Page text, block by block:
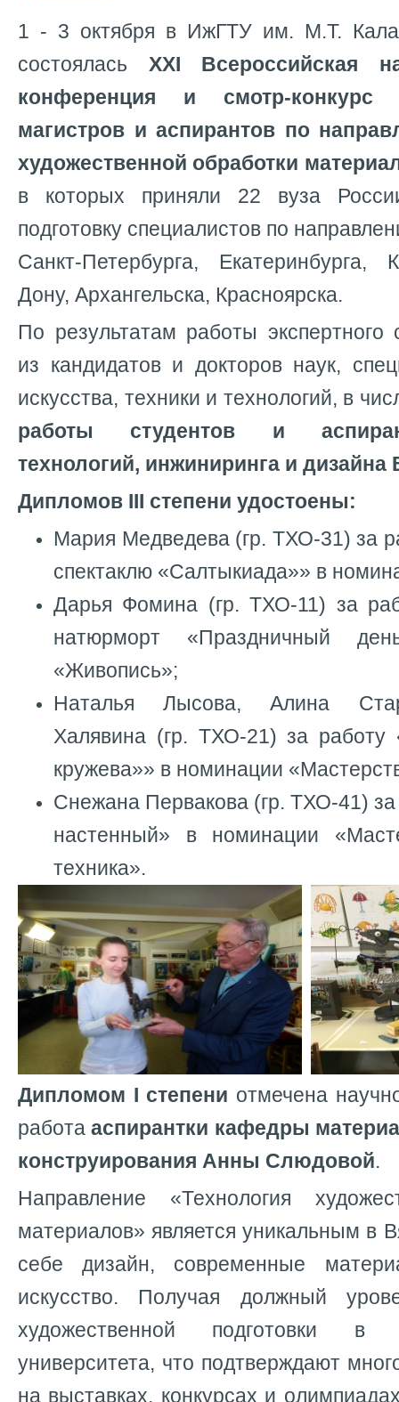
1 - 3 октября в ИжГТУ им. М.Т.
состоялась XXI Всероссийская
конференция и смотр-конкурс
магистров и аспирантов по
художественной обработки
в которых приняли 22 вуза
подготовку специалистов по
Санкт-Петербурга, Екатеринбурга,
Дону, Архангельска, Красноярска.
По результатам работы экспертного
из кандидатов и докторов наук,
искусства, техники и технологий, в
работы студентов и
технологий, инжиниринга и дизайна
Дипломов III степени удостоены:
Мария Медведева (гр. ТХО-31) за
спектаклю «Салтыкиада»» в
Дарья Фомина (гр. ТХО-11) за
натюрморт «Праздничный
«Живопись»;
Наталья Лысова, Алина
Халявина (гр. ТХО-21) за работу
кружева»» в номинации
Снежана Первакова (гр. ТХО-41)
настенный» в номинации
техника».
Дипломом I степени отмечена
работааспирантки кафедры
конструирования Анны Слюдовой.
Направление «Технология
материалов» является уникальным в
себе дизайн, современные
искусство. Получая должный
художественной подготовки в
университета, что подтверждают
на выставках, конкурсах и